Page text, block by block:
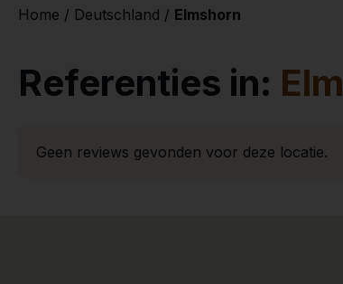
Home / Deutschland / Elmshorn
Referenties in:
Geen reviews gevonden voor deze locatie.